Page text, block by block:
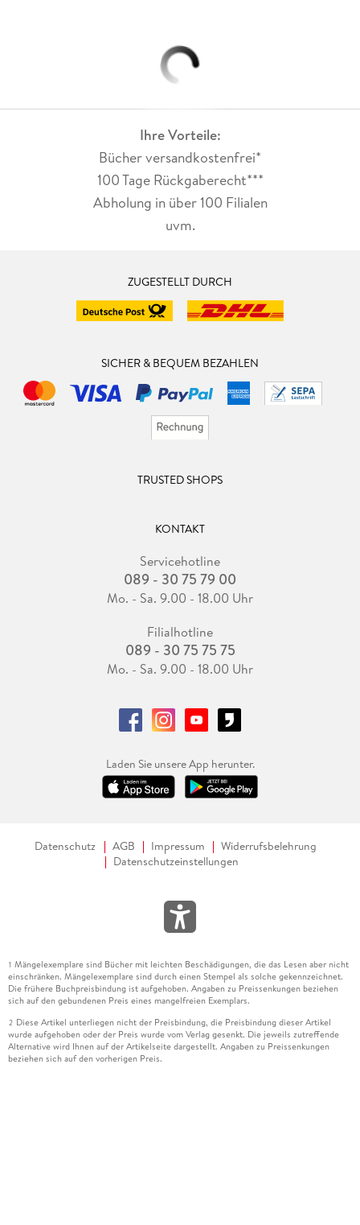
Ihre Vorteile:
Bücher versandkostenfrei*
100 Tage Rückgaberecht***
Abholung in über 100 Filialen
uvm.
ZUGESTELLT DURCH
SICHER & BEQUEM BEZAHLEN
TRUSTED SHOPS
KONTAKT
Servicehotline
089 - 30 75 79 00
Mo. - Sa. 9.00 - 18.00 Uhr
Filialhotline
089 - 30 75 75 75
Mo. - Sa. 9.00 - 18.00 Uhr
Laden Sie unsere App herunter.
Datenschutz AGB Impressum
Widerrufsbelehrung
Datenschutzeinstellungen
1 Mängelexemplare sind Bücher mit leichten Beschädigungen, die das Lesen aber nicht
einschränken. Mängelexemplare sind durch einen Stempel als solche gekennzeichnet.
Die frühere Buchpreisbindung ist aufgehoben. Angaben zu Preissenkungen beziehen
sich auf den gebundenen Preis eines mangelfreien Exemplars.
2 Diese Artikel unterliegen nicht der Preisbindung, die Preisbindung dieser Artikel
wurde aufgehoben oder der Preis wurde vom Verlag gesenkt. Die jeweils zutreffende
Alternative wird Ihnen auf der Artikelseite dargestellt. Angaben zu Preissenkungen
beziehen sich auf den vorherigen Preis.